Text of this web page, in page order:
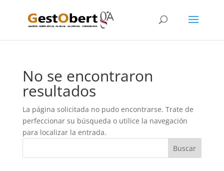
No se encontraron
resultados
La página solicitada no pudo encontrarse. Trate de
perfeccionar su búsqueda o utilice la navegación
para localizar la entrada.